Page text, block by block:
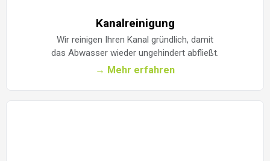
Kanalreinigung
Wir reinigen Ihren Kanal gründlich, damit
das Abwasser wieder ungehindert abfließt.
→ Mehr erfahren